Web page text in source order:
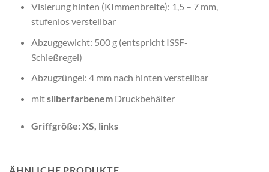
Visierung hinten (KImmenbreite): 1,5 – 7 mm,
stufenlos verstellbar
Abzuggewicht: 500 g (entspricht ISSF-
Schießregel)
Abzugzüngel: 4 mm nach hinten verstellbar
mitsilberfarbenemDruckbehälter
Griffgröße: XS, links